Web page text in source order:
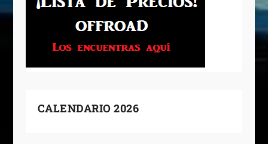
CALENDARIO 2026